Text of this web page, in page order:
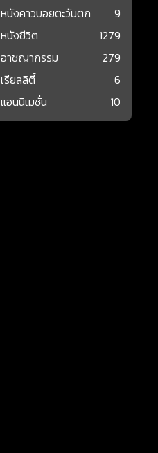
หนังคาวบอยตะวันตก
9
หนังชีวิต
1279
อาชญากรรม
279
เรียลลิตี้
6
แอนนิเมชั่น
10